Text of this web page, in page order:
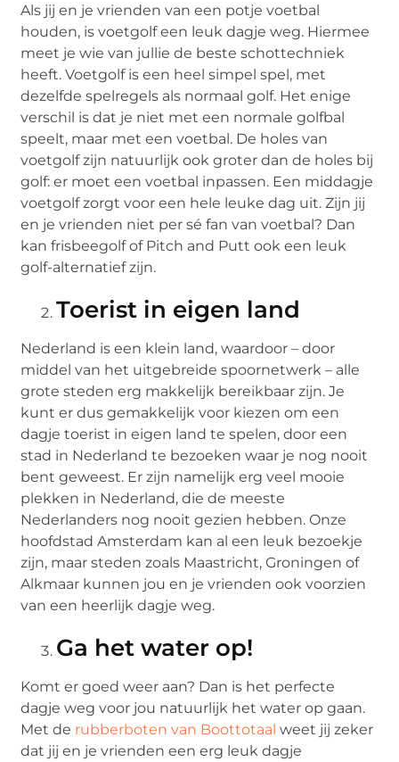
Als jij en je vrienden van een potje voetbal
houden, is voetgolf een leuk dagje weg. Hiermee
meet je wie van jullie de beste schottechniek
heeft. Voetgolf is een heel simpel spel, met
dezelfde spelregels als normaal golf. Het enige
verschil is dat je niet met een normale golfbal
speelt, maar met een voetbal. De holes van
voetgolf zijn natuurlijk ook groter dan de holes bij
golf: er moet een voetbal inpassen. Een middagje
voetgolf zorgt voor een hele leuke dag uit. Zijn jij
en je vrienden niet per sé fan van voetbal? Dan
kan frisbeegolf of Pitch and Putt ook een leuk
golf-alternatief zijn.
Toerist in eigen land
Nederland is een klein land, waardoor – door
middel van het uitgebreide spoornetwerk – alle
grote steden erg makkelijk bereikbaar zijn. Je
kunt er dus gemakkelijk voor kiezen om een
dagje toerist in eigen land te spelen, door een
stad in Nederland te bezoeken waar je nog nooit
bent geweest. Er zijn namelijk erg veel mooie
plekken in Nederland, die de meeste
Nederlanders nog nooit gezien hebben. Onze
hoofdstad Amsterdam kan al een leuk bezoekje
zijn, maar steden zoals Maastricht, Groningen of
Alkmaar kunnen jou en je vrienden ook voorzien
van een heerlijk dagje weg.
Ga het water op!
Komt er goed weer aan? Dan is het perfecte
dagje weg voor jou natuurlijk het water op gaan.
Met de rubberboten van Boottotaal weet jij zeker
dat jij en je vrienden een erg leuk dagje